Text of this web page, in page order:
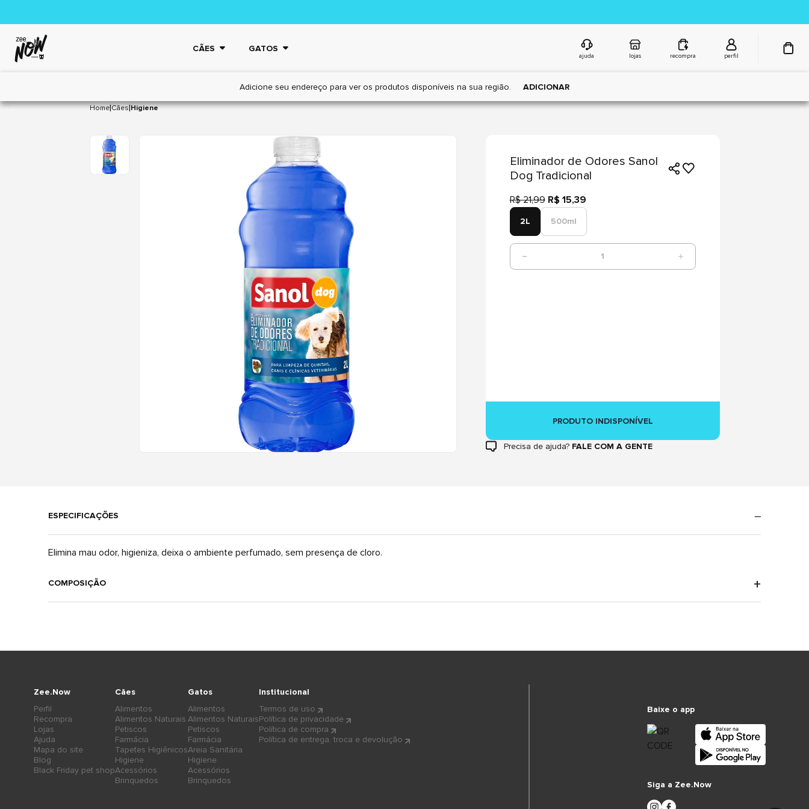
CÃES GATOS
ajuda lojas recompra perfil
Adicione seu endereço para ver os produtos disponíveis na sua região. ADICIONAR
Home|Cães|Higiene
Eliminador de Odores Sanol
Dog Tradicional
R$ 21,99 R$ 15,39
2L 500ml
1
PRODUTO INDISPONÍVEL
Precisa de ajuda? FALE COM A GENTE
ESPECIFICAÇÕES
Elimina mau odor, higieniza, deixa o ambiente perfumado, sem presença de cloro.
COMPOSIÇÃO
Cães
Alimentos
Alimentos Naturais
Petiscos
Farmácia
Tapetes Higiênicos
Higiene
Acessórios
Brinquedos
Gatos
Alimentos
Alimentos Naturais
Petiscos
Farmácia
Areia Sanitária
Higiene
Acessórios
Brinquedos
Zee.Now
Perfil
Recompra
Lojas
Ajuda
Mapa do site
Blog
Black Friday pet shop
Institucional
Termos de uso
Política de privacidade
Política de compra
Política de entrega, troca e devolução
Baixe o app
Siga a Zee.Now